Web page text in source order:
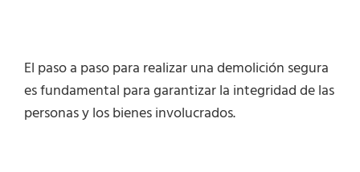
El paso a paso para realizar una demolición segura
es fundamental para garantizar la integridad de las
personas y los bienes involucrados.